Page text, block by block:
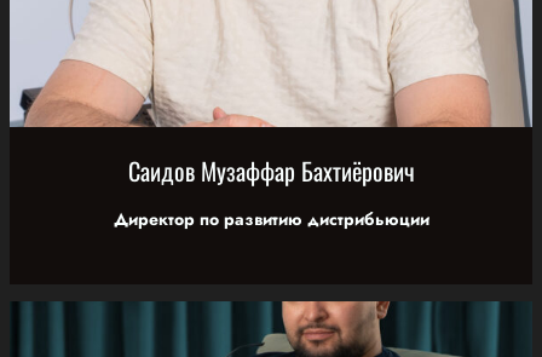
Саидов Музаффар Бахтиёрович
Директор по развитию дистрибьюции